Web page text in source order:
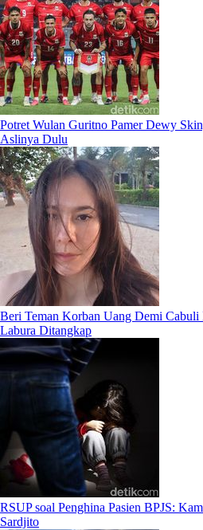
Potret Wulan Guritno Pamer Dewy
Aslinya Dulu
Beri Teman Korban Uang Demi Cabuli
Labura Ditangkap
RSUP soal Penghina Pasien BPJS:
Sardjito